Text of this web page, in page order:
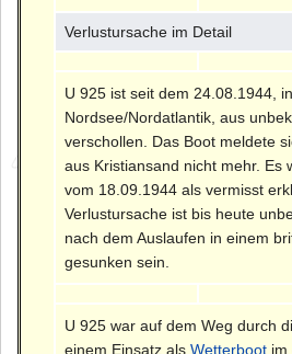
Verlustursache im Detail
U 925 ist seit dem 24.08.1944,
Nordsee/Nordatlantik, aus
verschollen. Das Boot meldete
aus Kristiansand nicht mehr. Es
vom 18.09.1944 als vermisst
Verlustursache ist bis heute
nach dem Auslaufen in einem
gesunken sein.
U 925 war auf dem Weg durch
einem Einsatz alsWetterboot im